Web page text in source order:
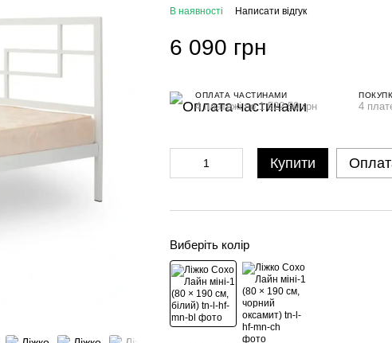
В наявності Написати відгук
6 090 грн
ОПЛАТА ЧАСТИНАМИ
4 платежі по 1 522.50 грн 4
Купити
Виберіть колір